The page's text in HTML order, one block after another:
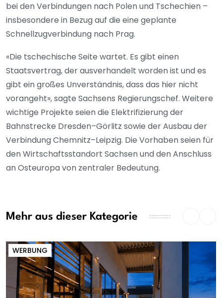
bei den Verbindungen nach Polen und Tschechien –
insbesondere in Bezug auf die eine geplante
Schnellzugverbindung nach Prag.
«Die tschechische Seite wartet. Es gibt einen
Staatsvertrag, der ausverhandelt worden ist und es
gibt ein großes Unverständnis, dass das hier nicht
vorangeht», sagte Sachsens Regierungschef. Weitere
wichtige Projekte seien die Elektrifizierung der
Bahnstrecke Dresden–Görlitz sowie der Ausbau der
Verbindung Chemnitz–Leipzig. Die Vorhaben seien für
den Wirtschaftsstandort Sachsen und den Anschluss
an Osteuropa von zentraler Bedeutung.
Mehr aus dieser Kategorie
WERBUNG